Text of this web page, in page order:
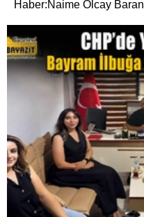
Haber:Naime Olcay Baran